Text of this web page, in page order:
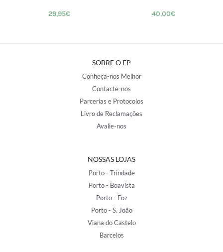
29,95€ 40,00€
SOBRE O EP
Conheça-nos Melhor
Contacte-nos
Parcerias e Protocolos
Livro de Reclamações
Avalie-nos
NOSSAS LOJAS
Porto - Trindade
Porto - Boavista
Porto - Foz
Porto - S. João
Viana do Castelo
Barcelos